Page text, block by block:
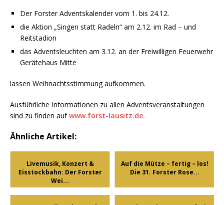
Der Forster Adventskalender vom 1. bis 24.12.
die Aktion „Singen statt Radeln“ am 2.12. im Rad – und
Reitstadion
das Adventsleuchten am 3.12. an der Freiwilligen Feuerwehr
Gerätehaus Mitte
lassen Weihnachtsstimmung aufkommen.
Ausführliche Informationen zu allen Adventsveranstaltungen
sind zu finden aufwww.forst-lausitz.de.
Ähnliche Artikel:
Livemusik, Konzert &
Eisstockbahn: Der Forster
Wei...
Auf die Mütze – fertig – los!
Die 31. Forster Rose...